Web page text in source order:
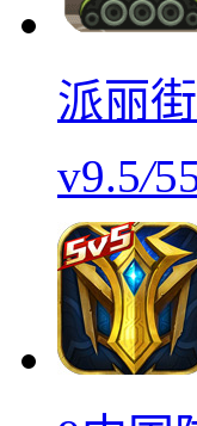
派丽
v9.5/